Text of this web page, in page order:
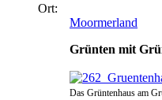
Ort:
Moormerland
Grünten mit
Das Grüntenhaus am